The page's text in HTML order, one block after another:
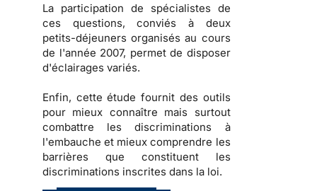
La participation de spécialistes de
ces questions, conviés à deux
petits-déjeuners organisés au cours
de l'année 2007, permet de disposer
d'éclairages variés.
Enfin, cette étude fournit des outils
pour mieux connaître mais surtout
combattre lesdiscriminations à
l'embauche et mieux comprendre les
barrières que constituent les
discriminations inscrites dans la loi.